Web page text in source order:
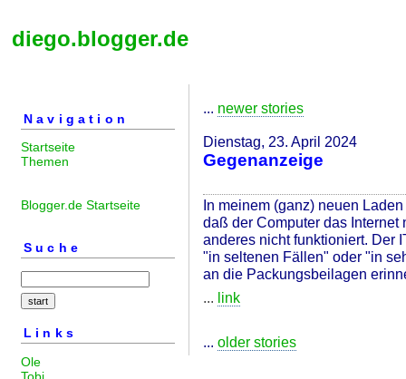
diego.blogger.de
Navigation
Startseite
Themen
Blogger.de Startseite
Suche
Links
Ole
Tobi
... newer stories
Dienstag, 23. April 2024
Gegenanzeige
In meinem (ganz) neuen
daß der Computer das
anderes nicht funktioniert. Der
"in seltenen Fällen" oder "in
an die Packungsbeilagen
... link
... older stories